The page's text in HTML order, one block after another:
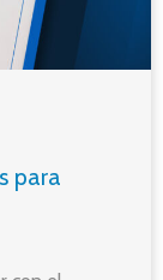
para